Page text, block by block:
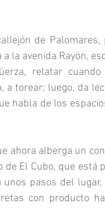
de Palomares,
la avenida Rayón,
relatar
a torear; luego, da
habla de los
ahora alberga un
de El Cubo, que está
pasos del
con producto